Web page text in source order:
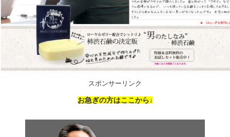
スポンサーリンク
お急ぎの方はここから↓